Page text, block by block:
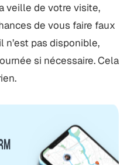
veille de votre visite,
de vous faire faux
n’est pas disponible,
si nécessaire. Cela